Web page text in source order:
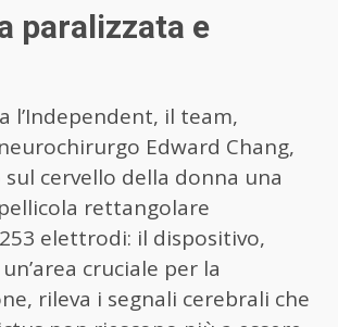
paralizzata e
l’Independent, il team,
Edward Chang,
cervello della donna una
rettangolare
elettrodi: il dispositivo,
cruciale per la
rileva i segnali cerebrali che